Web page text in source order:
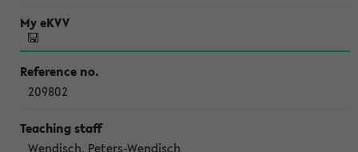
209802
Wendisch, Peters-Wendisch